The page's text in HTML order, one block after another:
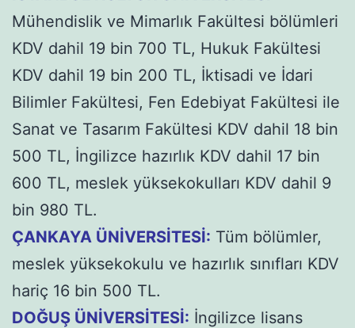
Mühendislik ve Mimarlık Fakültesi bölümleri
KDV dahil 19 bin 700 TL, Hukuk Fakültesi
KDV dahil 19 bin 200 TL, İktisadi ve İdari
Bilimler Fakültesi, Fen Edebiyat Fakültesi ile
Sanat ve Tasarım Fakültesi KDV dahil 18 bin
500 TL, İngilizce hazırlık KDV dahil 17 bin
600 TL, meslek yüksekokulları KDV dahil 9
bin 980 TL.
ÇANKAYA ÜNİVERSİTESİ: Tüm bölümler,
meslek yüksekokulu ve hazırlık sınıfları KDV
hariç 16 bin 500 TL.
DOĞUŞ ÜNİVERSİTESİ: İngilizce lisans